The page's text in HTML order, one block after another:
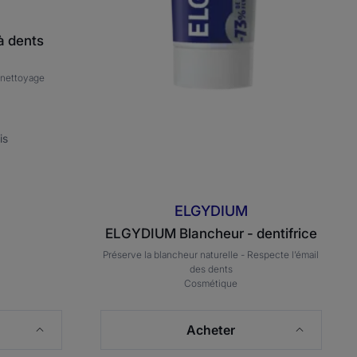
dents
ELGYDIUM
ELGYDIUM Blancheur - dentifrice
Préserve la blancheur naturelle - Respecte l’émail
des dents
Cosmétique
Acheter